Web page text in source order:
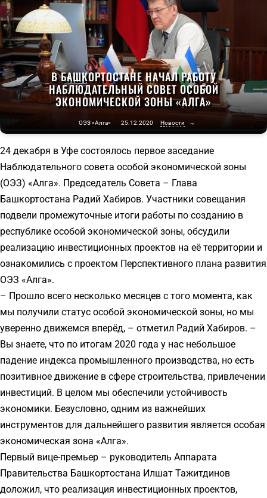
В БАШКОРТОСТАНЕ НАЧАЛ РАБОТУ
НАБЛЮДАТЕЛЬНЫЙ СОВЕТ ОСОБОЙ
ЭКОНОМИЧЕСКОЙ ЗОНЫ «АЛГА»
ОЭЗ «Алга» 25.12.2020 Новости →
24 декабря в Уфе состоялось первое заседание
Наблюдательного совета особой экономической зоны
(ОЭЗ) «Алга». Председатель Совета – Глава
Башкортостана Радий Хабиров. Участники совещания
подвели промежуточные итоги работы по созданию в
республике особой экономической зоны, обсудили
реализацию инвестиционных проектов на её территории и
ознакомились с проектом Перспективного плана развития
ОЭЗ «Алга».
– Прошло всего несколько месяцев с того момента, как
мы получили статус особой экономической зоны, но мы
уверенно движемся вперёд, – отметил Радий Хабиров. –
Вы знаете, что по итогам 2020 года у нас небольшое
падение индекса промышленного производства, но есть
позитивное движение в сфере строительства, привлечении
инвестиций. В целом мы обеспечили устойчивость
экономики. Безусловно, одним из важнейших
инструментов для дальнейшего развития является особая
экономическая зона «Алга».
Первый вице-премьер – руководитель Аппарата
Правительства Башкортостана Илшат Тажитдинов
доложил, что реализация инвестиционных проектов,